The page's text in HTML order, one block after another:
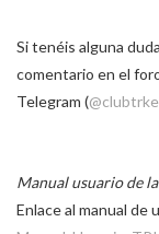
Si tenéis alguna
comentario en el
Telegram (
Manual usuario de
Enlace al manual de